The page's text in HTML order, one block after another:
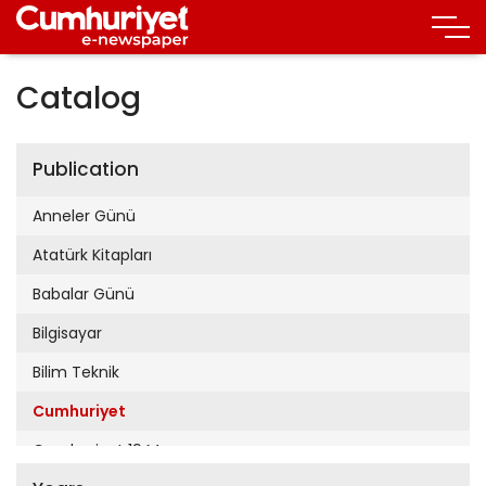
Catalog
Publication
Anneler Günü
Atatürk Kitapları
Babalar Günü
Bilgisayar
Bilim Teknik
Cumhuriyet
Cumhuriyet 19 Mayıs